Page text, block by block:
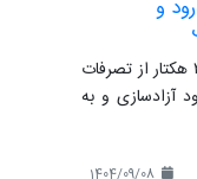
و
در سه‌ماهه دوم سال جاری، بیش از ۲۴ هکتار از تصرفات
آزادسازی و به